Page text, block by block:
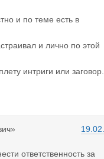
и по теме есть в
и лично по этой
интриги или заговор.
ответственность за